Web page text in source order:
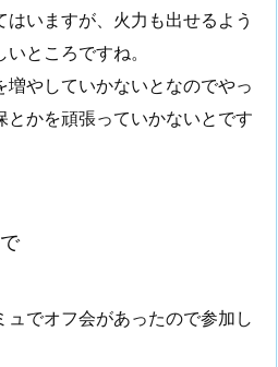
いますが、火力も出せるよう
ところですね。
やしていかないとなのでやっ
とかを頑張っていかないとです
でオフ会があったので参加し